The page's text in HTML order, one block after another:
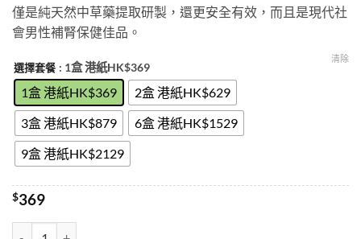
僅是純天然中草藥提取研製，還更安全有效，而且是現代社
會男性補腎保健佳品。
選擇套餐 : 1盒 港紙HK$369
1盒 港紙HK$369
2盒 港紙HK$629
3盒 港紙HK$879
6盒 港紙HK$1529
9盒 港紙HK$2129
清除
$369